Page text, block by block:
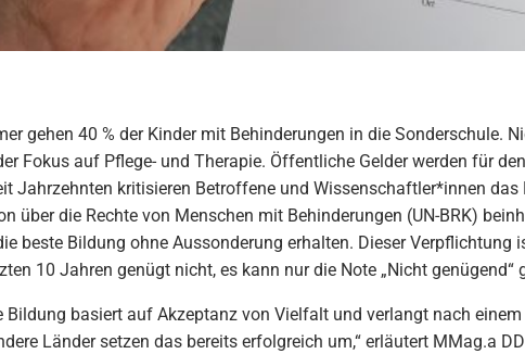
gehen 40 % der Kinder mit Behinderungen in die Sonderschule.
Fokus auf Pflege- und Therapie. Öffentliche Gelder werden für
Jahrzehnten kritisieren Betroffene und Wissenschaftler*innen
über die Rechte von Menschen mit Behinderungen (UN-BRK)
beste Bildung ohne Aussonderung erhalten. Dieser
10 Jahren genügt nicht, es kann nur die Note „Nicht genügend“
Bildung basiert auf Akzeptanz von Vielfalt und verlangt nach
Länder setzen das bereits erfolgreich um,“ erläutert MMag.a